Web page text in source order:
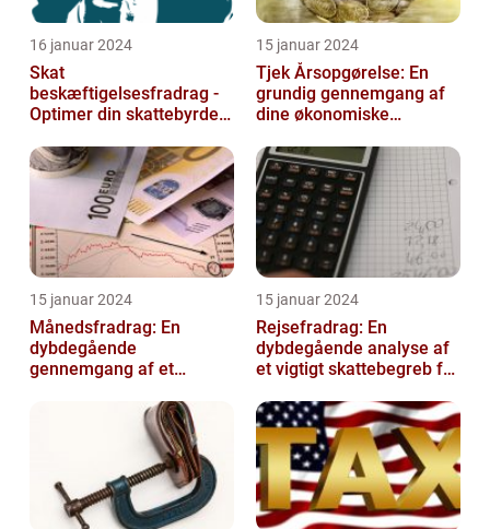
16 januar 2024
Skat
beskæftigelsesfradrag -
Optimer din skattebyrde
15 januar 2024
Tjek Årsopgørelse: En
grundig gennemgang af
dine økonomiske
15 januar 2024
Månedsfradrag: En
dybdegående
gennemgang af et
investorer og finansfolk
15 januar 2024
Rejsefradrag: En
dybdegående analyse af
et vigtigt skattebegreb for